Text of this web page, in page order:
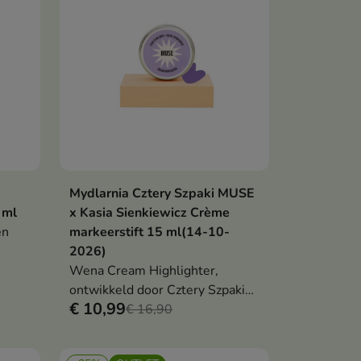
en
In winkelwagen
Mydlarnia Cztery Szpaki MUSE
x Kasia Sienkiewicz Crème
markeerstift 15 ml(14-10-
2026)
Wena Cream Highlighter,
ontwikkeld door Cztery Szpaki
en Kasia Sienkiewicz, geeft de
€ 10,99€ 16,90